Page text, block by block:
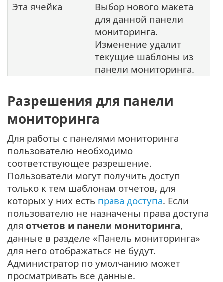
Эта ячейка
Выбор нового макета
для данной панели
мониторинга.
Изменение удалит
текущие шаблоны из
панели мониторинга.
Разрешения для панели
мониторинга
Для работы с панелями мониторинга
пользователю необходимо
соответствующее разрешение.
Пользователи могут получить доступ
только к тем шаблонам отчетов, для
которых у них есть права доступа. Если
пользователю не назначены права доступа
для отчетов и панели мониторинга,
данные в разделе «Панель мониторинга»
для него отображаться не будут.
Администратор по умолчанию может
просматривать все данные.